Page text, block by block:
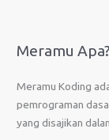
Meramu Apa?
Meramu Koding
pemrograman
yang disajikan